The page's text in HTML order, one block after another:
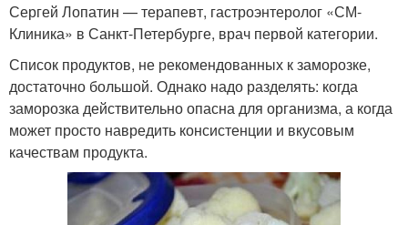
Сергей Лопатин — терапевт, гастроэнтеролог «СМ-
Клиника» в Санкт-Петербурге, врач первой категории.
Список продуктов, не рекомендованных к заморозке,
достаточно большой. Однако надо разделять: когда
заморозка действительно опасна для организма, а когда
может просто навредить консистенции и вкусовым
качествам продукта.